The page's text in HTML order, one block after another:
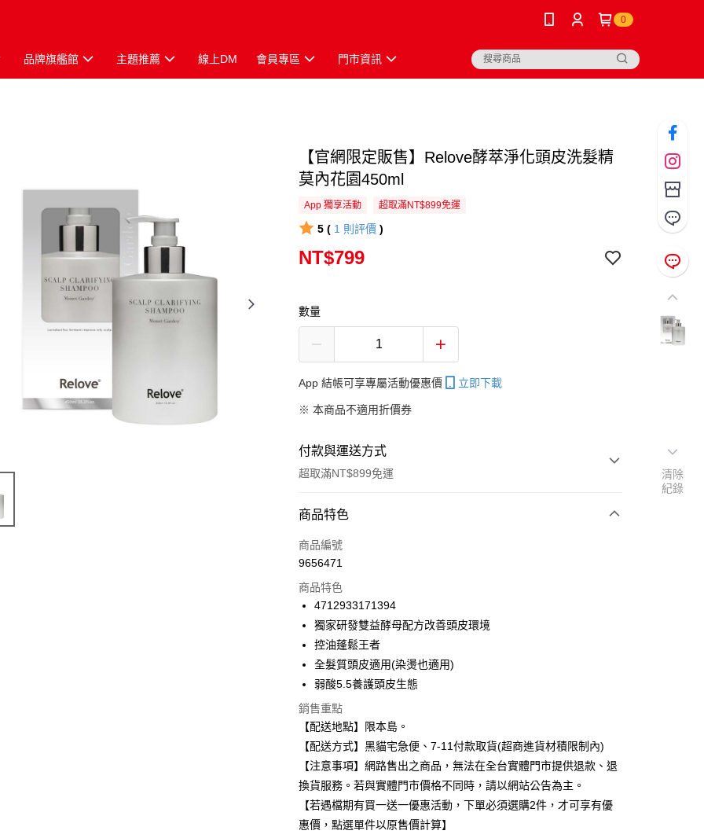
0
品牌旗艦館 主題推薦 線上DM 會員專區 門市資訊
【官網限定販售】Relove酵萃淨化頭皮洗髮精
莫內花園450ml
App 獨享活動 超取滿NT$899免運
5 ( 1 則評價 )
NT$799
數量
App 結帳可享專屬活動優惠價 立即下載
※ 本商品不適用折價券
付款與運送方式
超取滿NT$899免運
付款方式
信用卡一次付款
合作金庫商業銀行
第一商業銀行
華南商業銀行
國泰世華商業銀行
臺灣中小企業銀行
匯豐（台灣）商業銀行
聯邦商業銀行
玉山商業銀行
星展（台灣）商業銀行
台新國際商業銀行
中國信託商業銀行
台灣樂天信用卡公司
超商取貨付款
Apple Pay
街口支付
悠遊付
Google Pay
全盈+PAY
大哥付你分期
商品特色
商品編號
9656471
商品特色
4712933171394
獨家研發雙益酵母配方改善頭皮環境
控油蓬鬆王者
全髮質頭皮適用(染燙也適用)
弱酸5.5養護頭皮生態
銷售重點
【配送地點】限本島。
【配送方式】黑貓宅急便、7-11付款取貨(超商進貨材積限制內)
【注意事項】網路售出之商品，無法在全台實體門市提供退款、退
換貨服務。若與實體門市價格不同時，請以網站公告為主。
【若遇檔期有買一送一優惠活動，下單必須選購2件，才可享有優
惠價，點選單件以原售價計算】
清除
紀錄